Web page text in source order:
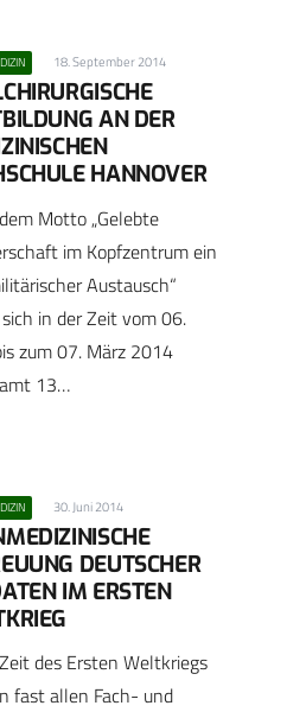
18. September 2014
AN DER
HANNOVER
Motto „Gelebte
im Kopfzentrum ein
Austausch“
in der Zeit vom 06.
zum 07. März 2014
13…
30. Juni 2014
DEUTSCHER
IM ERSTEN
des Ersten Weltkriegs
fast allen Fach- und